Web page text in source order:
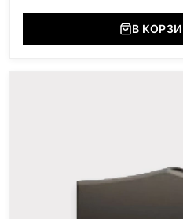
(Украина, Житомерская
(Россия, Карелия),
минимальные стандартные
В